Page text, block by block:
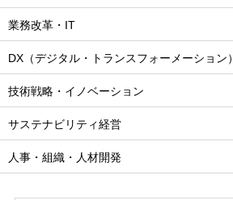
業務改革・IT
DX（デジタル・トランスフォーメーション）
技術戦略・イノベーション
サステナビリティ経営
人事・組織・人材開発